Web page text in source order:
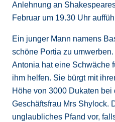
Anlehnung an
Februar um 19.30 Uhr
Ein junger Mann namens
schöne Portia zu
Antonia hat eine Schwäche
ihm helfen. Sie bürgt mit
Höhe von 3000 Dukaten bei
Geschäftsfrau Mrs Shylock.
unglaubliches Pfand vor,